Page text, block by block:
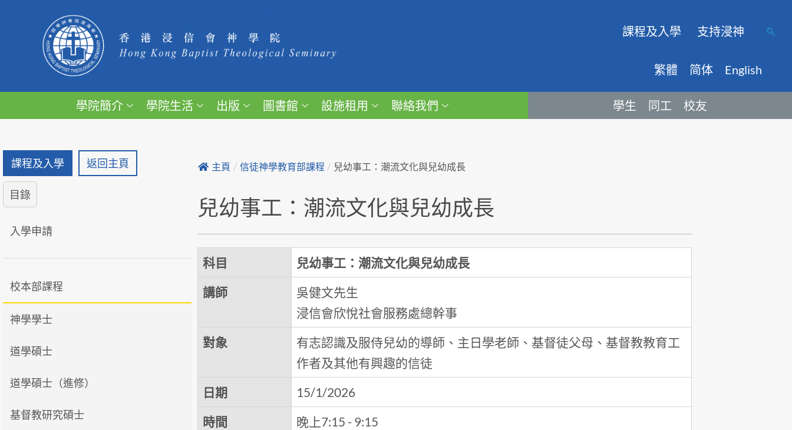
課程及入學 支持浸神
繁體 简体 English
學院簡介 學院生活 出版 圖書館 設施租用 聯絡我們 學生 同工 校友
課程及入學 返回主頁
目錄
入學申請
校本部課程
神學學士
道學碩士
道學碩士（進修）
基督教研究碩士
主頁 / 信徒神學教育部課程 / 兒幼事工：潮流文化與兒幼成長
兒幼事工：潮流文化與兒幼成長
科目
兒幼事工：潮流文化與兒幼成長
講師
吳健文先生
浸信會欣悅社會服務處總幹事
對象
有志認識及服侍兒幼的導師、主日學老師、基督徒父母、基督教教育工
作者及其他有興趣的信徒
日期
15/1/2026
時間
晚上7:15 - 9:15